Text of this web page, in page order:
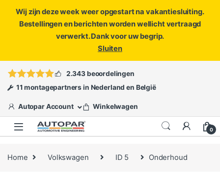
Wij zijn deze week weer opgestart na vakantiesluiting.
Bestellingen en berichten worden wellicht vertraagd
verwerkt. Dank voor uw begrip.
Sluiten
ofopen een ticket
2.343 beoordelingen
11 montagepartners in Nederland en België
Autopar Account Winkelwagen
0
Home Volkswagen ID 5 Onderhoud